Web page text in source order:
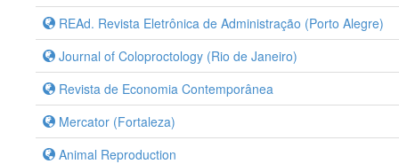
REAd. Revista Eletrônica de Administração (Porto Alegre)
Journal of Coloproctology (Rio de Janeiro)
Revista de Economia Contemporânea
Mercator (Fortaleza)
Animal Reproduction